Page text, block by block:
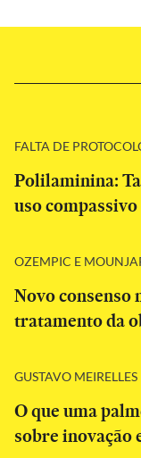
FALTA DE
Polilaminina:
uso
OZEMPIC E
Novo consenso
tratamento da
GUSTAVO MEIRELLES
O que uma
sobre inovação